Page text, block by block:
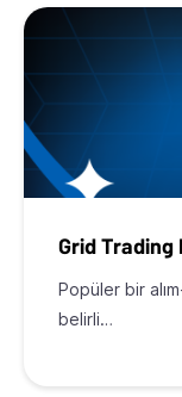
Grid Trading
Popüler bir
belirli…